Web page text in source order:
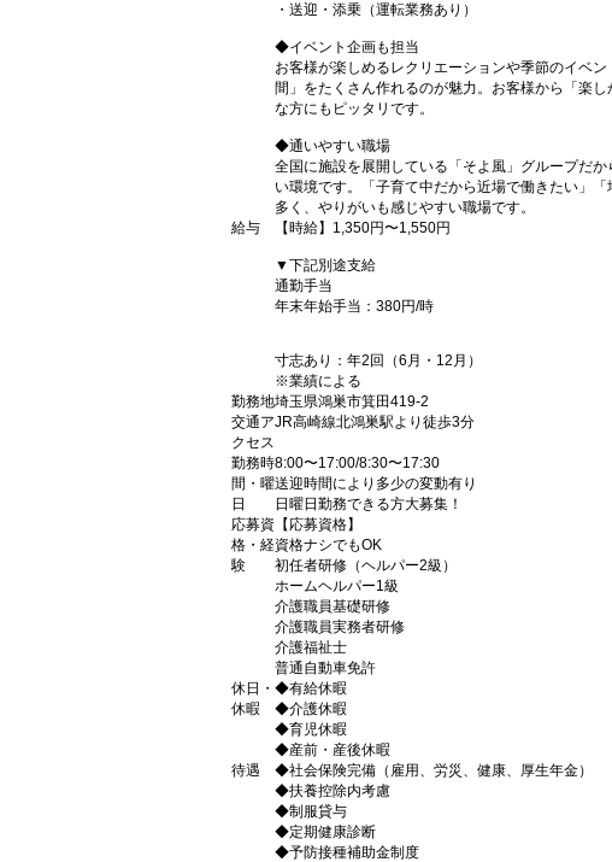
・送迎・添乗（運転業務あり）
◆イベント企画も担当
お客様が楽しめるレクリエーションや季節のイベ
間」をたくさん作れるのが魅力。お客様から「楽
な方にもピッタリです。
◆通いやすい職場
全国に施設を展開している「そよ風」グループだ
い環境です。「子育て中だから近場で働きたい」
多く、やりがいも感じやすい職場です。
給与
【時給】1,350円〜1,550円
▼下記別途支給
通勤手当
年末年始手当：380円/時
寸志あり：年2回（6月・12月）
※業績による
勤務地埼玉県鴻巣市箕田419-2
交通ア
クセス
JR高崎線北鴻巣駅より徒歩3分
勤務時
間・曜
日
8:00〜17:00/8:30〜17:30
送迎時間により多少の変動有り
日曜日勤務できる方大募集！
応募資
格・経
験
【応募資格】
資格ナシでもOK
初任者研修（ヘルパー2級）
ホームヘルパー1級
介護職員基礎研修
介護職員実務者研修
介護福祉士
普通自動車免許
休日・
休暇
◆有給休暇
◆介護休暇
◆育児休暇
◆産前・産後休暇
待遇
◆社会保険完備（雇用、労災、健康、厚生年金）
◆扶養控除内考慮
◆制服貸与
◆定期健康診断
◆予防接種補助金制度